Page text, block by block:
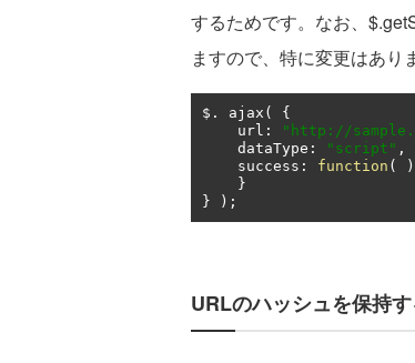
するためです。なお、
ますので、特に変更はあり
$ . ajax (
{
    url
: "http://
    dataType
: "script" ,
    success
: function ( )
}
}
);
URLのハッシュを保持